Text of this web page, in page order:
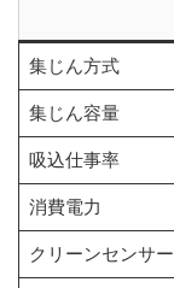
集じん方式
集じん容量
吸込仕事率
消費電力
クリーンセンサー